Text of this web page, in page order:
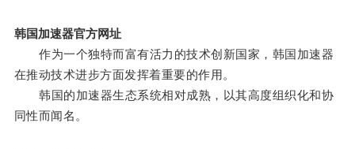
韩国加速器官方网址
作为一个独特而富有活力的技术创新国家，韩国加速器
在推动技术进步方面发挥着重要的作用。
韩国的加速器生态系统相对成熟，以其高度组织化和协
同性而闻名。